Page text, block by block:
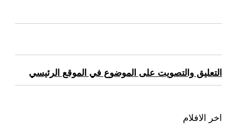
التعليق والتصويت على الموضوع في الموقع الرئيسي
اخر الافلام